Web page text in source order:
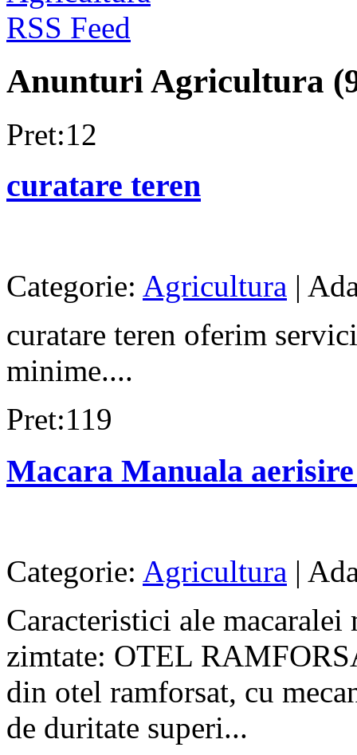
Anunturi Agricultura
Pret:12
curatare teren
Categorie: Agricultura |
curatare teren oferim
minime....
Pret:119
Macara Manuala
Categorie: Agricultura |
Caracteristici ale
zimtate: OTEL
din otel ramforsat, cu
de duritate superi...